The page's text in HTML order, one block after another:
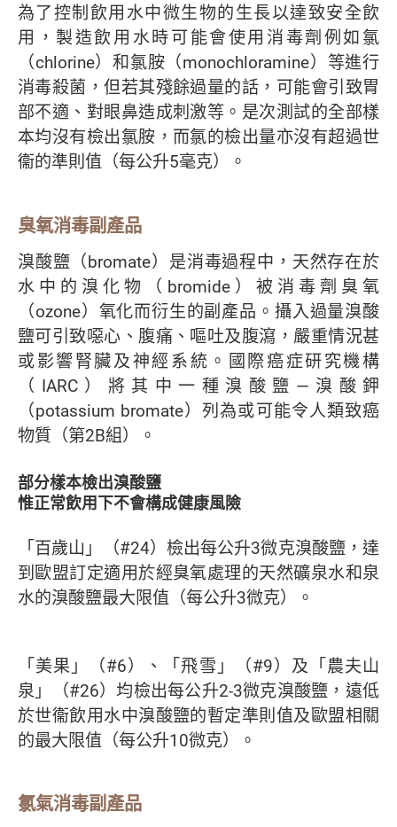
為了控制飲用水中微生物的生長以達致安全飲
用，製造飲用水時可能會使用消毒劑例如氯
（chlorine）和氯胺（monochloramine）等進行
消毒殺菌，但若其殘餘過量的話，可能會引致胃
部不適、對眼鼻造成刺激等。是次測試的全部樣
本均沒有檢出氯胺，而氯的檢出量亦沒有超過世
衞的準則值（每公升5毫克）。
臭氧消毒副產品
溴酸鹽（bromate）是消毒過程中，天然存在於
水中的溴化物（bromide）被消毒劑臭氧
（ozone）氧化而衍生的副產品。攝入過量溴酸
鹽可引致噁心、腹痛、嘔吐及腹瀉，嚴重情況甚
或影響腎臟及神經系統。國際癌症研究機構
（IARC）將其中一種溴酸鹽—溴酸鉀
（potassium bromate）列為或可能令人類致癌
物質（第2B組）。
部分樣本檢出溴酸鹽
惟正常飲用下不會構成健康風險
「百歲山」（#24）檢出每公升3微克溴酸鹽，達
到歐盟訂定適用於經臭氧處理的天然礦泉水和泉
水的溴酸鹽最大限值（每公升3微克）。
「美果」（#6）、「飛雪」（#9）及「農夫山
泉」（#26）均檢出每公升2-3微克溴酸鹽，遠低
於世衞飲用水中溴酸鹽的暫定準則值及歐盟相關
的最大限值（每公升10微克）。
氯氣消毒副產品